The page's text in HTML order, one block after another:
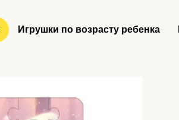
Игрушки по возрасту ребенка